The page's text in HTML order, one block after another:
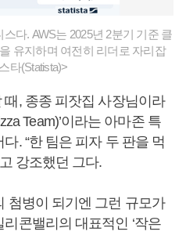
다. AWS는 2025년 2분기 기준 클
유지하며 여전히 리더로 자리잡
타(Statista)>
, 종종 피잣집 사장님이라
Team)’이라는 아마존 특
. “한 팀은 피자 두 판을 먹
강조했던 그다.
첨병이 되기엔 그런 규모가
콘밸리의 대표적인 ‘작은